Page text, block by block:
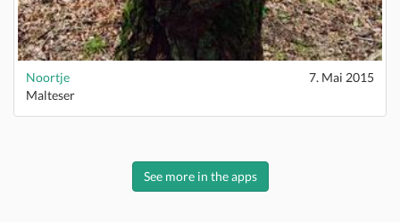
Noortje
7. Mai 2015
Malteser
See more in the apps